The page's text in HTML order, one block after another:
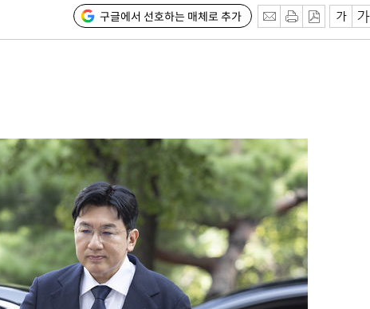
구글에서 선호하는 매체로 추가